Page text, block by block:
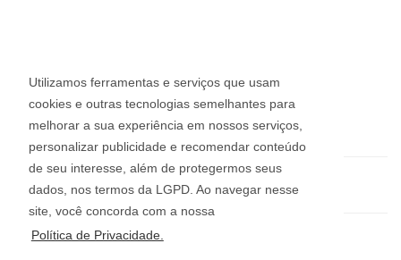
Utilizamos ferramentas e serviços que usam
cookies e outras tecnologias semelhantes para
melhorar a sua experiência em nossos serviços,
personalizar publicidade e recomendar conteúdo
de seu interesse, além de protegermos seus
dados, nos termos da LGPD. Ao navegar nesse
site, você concorda com a nossa
Política de Privacidade.
Informações de Contato
(54) 3412-2220
helena@imobiliariahelena.com.br
Helena Thomé Imobiliária - 23.682J